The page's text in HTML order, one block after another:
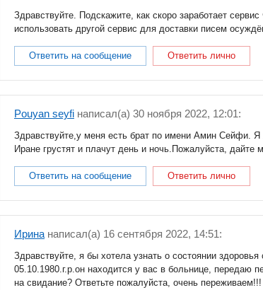
Здравствуйте. Подскажите, как скоро заработает
использовать другой сервис для доставки писем
Ответить на сообщение Ответить лично
Pouyan seyfi написал(a) 30 ноября 2022, 12:01:
Здравствуйте,у меня есть брат по имени Амин Сейфи. Я
Иране грустят и плачут день и ночь.Пожалуйста, дайте
Ответить на сообщение Ответить лично
Ирина написал(a) 16 сентября 2022, 14:51:
Здравствуйте, я бы хотела узнать о состоянии
05.10.1980.г.р.он находится у вас в больнице, передаю
на свидание? Ответьте пожалуйста, очень переживаем!!!